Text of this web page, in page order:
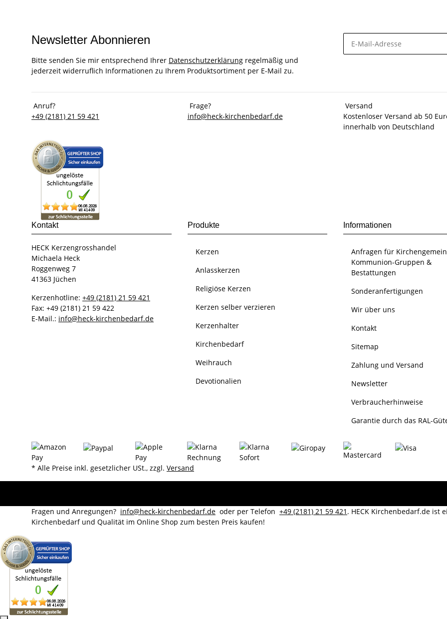
Newsletter Abonnieren
Bitte senden Sie mir entsprechend Ihrer Datenschutzerklärung regelmäßig und
jederzeit widerruflich Informationen zu Ihrem Produktsortiment per E-Mail zu.
Anruf?
+49 (2181) 21 59 421
Frage?
info@heck-kirchenbedarf.de
Versand
Kostenloser Versand ab 50
innerhalb von Deutschland
Kontakt
HECK Kerzengrosshandel
Michaela Heck
Roggenweg 7
41363 Jüchen
Kerzenhotline: +49 (2181) 21 59 421
Fax: +49 (2181) 21 59 422
E-Mail.: info@heck-kirchenbedarf.de
Produkte
Kerzen
Anlasskerzen
Religiöse Kerzen
Kerzen selber verzieren
Kerzenhalter
Kirchenbedarf
Weihrauch
Devotionalien
Informationen
Anfragen für
Kommunion-Gruppen &
Bestattungen
Sonderanfertigungen
Wir über uns
Kontakt
Sitemap
Zahlung und Versand
Newsletter
Verbraucherhinweise
Garantie durch das RAL-
* Alle Preise inkl. gesetzlicher USt., zzgl. Versand
Fragen und Anregungen? info@heck-kirchenbedarf.de oder per Telefon +49 (2181) 21 59 421 . HECK Kirchenbedarf.de ist
Kirchenbedarf und Qualität im Online Shop zum besten Preis kaufen!